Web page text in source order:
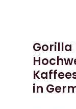
Gorilla
in